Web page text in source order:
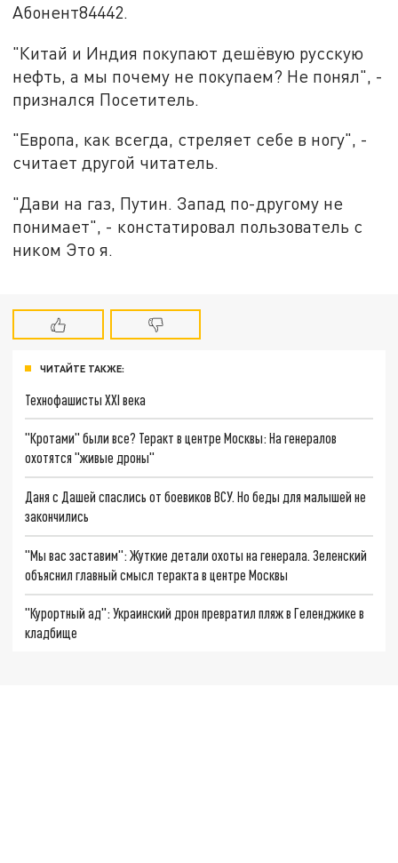
Абонент84442.
"Китай и Индия покупают дешёвую русскую
нефть, а мы почему не покупаем? Не понял", -
признался Посетитель.
"Европа, как всегда, стреляет себе в ногу", -
считает другой читатель.
"Дави на газ, Путин. Запад по-другому не
понимает", - констатировал пользователь с
ником Это я.
ЧИТАЙТЕ ТАКЖЕ:
Технофашисты XXI века
"Кротами" были все? Теракт в центре Москвы: На генералов
охотятся "живые дроны"
Даня с Дашей спаслись от боевиков ВСУ. Но беды для малышей не
закончились
"Мы вас заставим": Жуткие детали охоты на генерала. Зеленский
объяснил главный смысл теракта в центре Москвы
"Курортный ад": Украинский дрон превратил пляж в Геленджике в
кладбище